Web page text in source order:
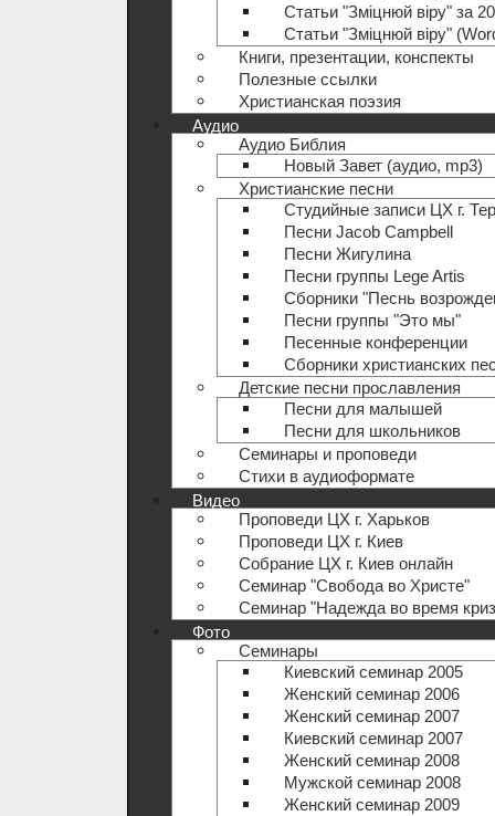
Статьи "Зміцнюй віру" за
Статьи "Зміцнюй віру"
Книги, презентации, конспекты
Полезные ccылки
Христианская поэзия
Аудио
Аудио Библия
Новый Завет (аудио, mp3)
Христианские песни
Студийные записи ЦХ г.
Песни Jacob Campbell
Песни Жигулина
Песни группы Lege Artis
Сборники "Песнь
Песни группы "Это мы"
Песенные конференции
Сборники христианских
Детские песни прославления
Песни для малышей
Песни для школьников
Семинары и проповеди
Стихи в аудиоформате
Видео
Проповеди ЦХ г. Харьков
Проповеди ЦХ г. Киев
Собрание ЦХ г. Киев онлайн
Семинар "Свобода во Христе"
Семинар "Надежда во время
Фото
Семинары
Киевский семинар 2005
Женский семинар 2006
Женский семинар 2007
Киевский семинар 2007
Женский семинар 2008
Мужской семинар 2008
Женский семинар 2009